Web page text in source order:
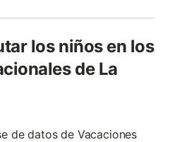
los niños en los
de La
de datos de Vacaciones